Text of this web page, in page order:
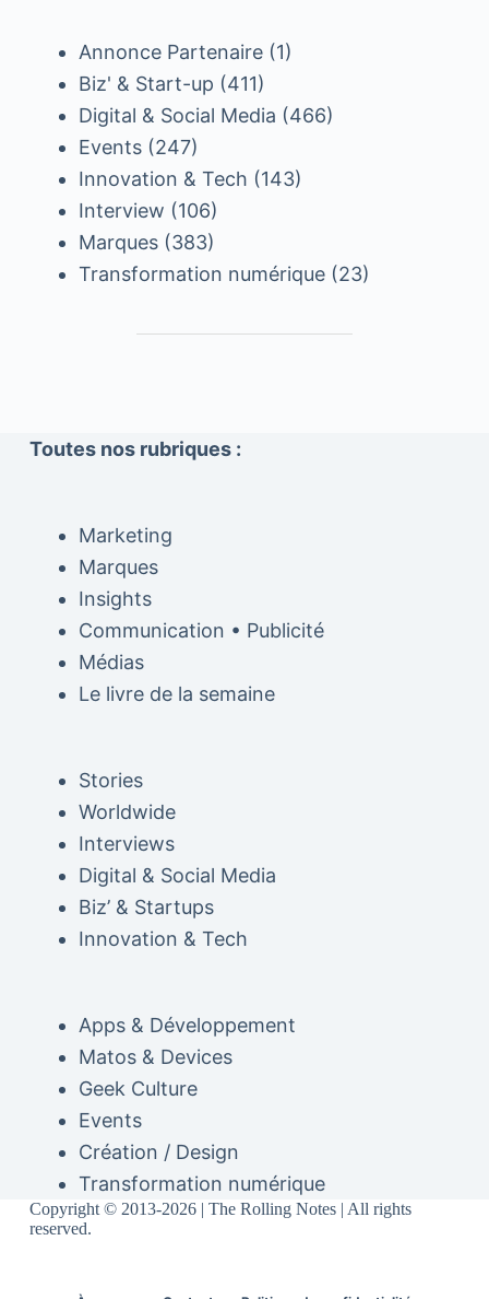
Annonce Partenaire(1)
Biz' & Start-up (411)
Digital & Social Media (466)
Events(247)
Innovation & Tech (143)
Interview (106)
Marques(383)
Transformation numérique(23)
Toutes nos rubriques :
Marketing
Marques
Insights
Communication • Publicité
Médias
Le livre de la semaine
Stories
Worldwide
Interviews
Digital & Social Media
Biz’ & Startups
Innovation & Tech
Apps & Développement
Matos & Devices
Geek Culture
Events
Création / Design
Transformation numérique
Copyright © 2013-2026 | The Rolling Notes | All rights
reserved.